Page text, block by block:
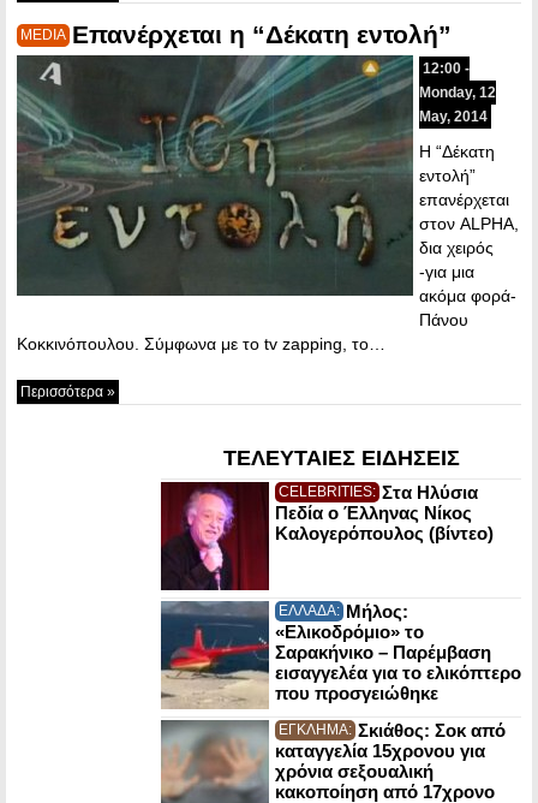
MEDIA Επανέρχεται η “Δέκατη εντολή”
12:00 -
Monday, 12
May, 2014
Η “Δέκατη
εντολή”
επανέρχεται
στον ALPHA,
δια χειρός
-για μια
ακόμα φορά-
Πάνου
Κοκκινόπουλου. Σύμφωνα με το tv zapping, το…
Περισσότερα »
ΤΕΛΕΥΤΑΙΕΣ ΕΙΔΗΣΕΙΣ
CELEBRITIES: Στα Ηλύσια
Πεδία ο Έλληνας Νίκος
Καλογερόπουλος (βίντεο)
ΕΛΛΑΔΑ: Μήλος:
«Ελικοδρόμιο» το
Σαρακήνικο – Παρέμβαση
εισαγγελέα για το ελικόπτερο
που προσγειώθηκε
ΕΓΚΛΗΜΑ: Σκιάθος: Σοκ από
καταγγελία 15χρονου για
χρόνια σεξουαλική
κακοποίηση από 17χρονο